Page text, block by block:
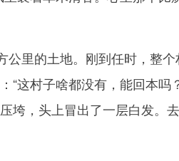
里的土地。刚到任时，整个
“这村子啥都没有，能回本吗
垮，头上冒出了一层白发。